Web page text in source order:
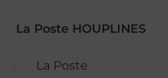
La Poste HOUPLINES
La Poste